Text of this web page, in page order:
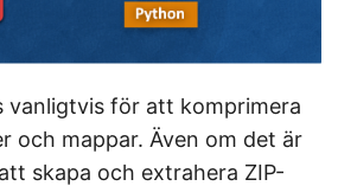
vanligtvis för att komprimera
och mappar. Även om det är
skapa och extrahera ZIP-